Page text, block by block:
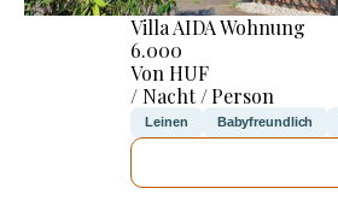
Villa AIDA Wohnung
6.000
Von HUF
/ Nacht / Person
Leinen Babyfreundlich